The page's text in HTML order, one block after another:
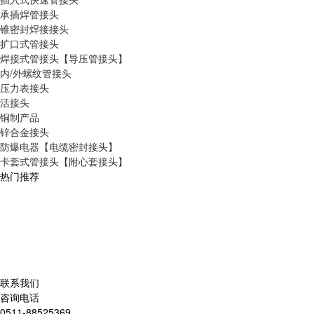
承插焊管接头
锥密封焊接接头
扩口式管接头
焊接式管接头【导压管接头】
内/外螺纹管接头
压力表接头
活接头
铜制产品
锌合金接头
防爆电器【电缆密封接头】
卡套式管接头【附心套接头】
热门推荐
联系我们
咨询电话